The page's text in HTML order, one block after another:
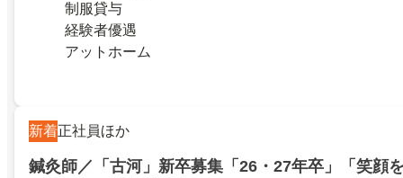
制服貸与
経験者優遇
アットホーム
新着正社員ほか
鍼灸師／「古河」新卒募集「26・27年卒」「笑顔